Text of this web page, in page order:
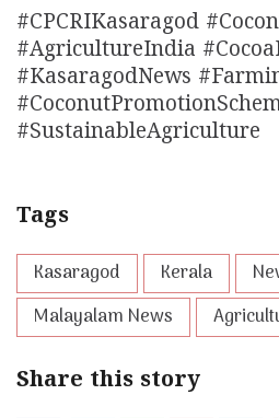
#CPCRIKasaragod
#AgricultureIndia
#KasaragodNews
#SustainableAgriculture
Tags
Kasaragod Kerala
Malayalam News
Share this story